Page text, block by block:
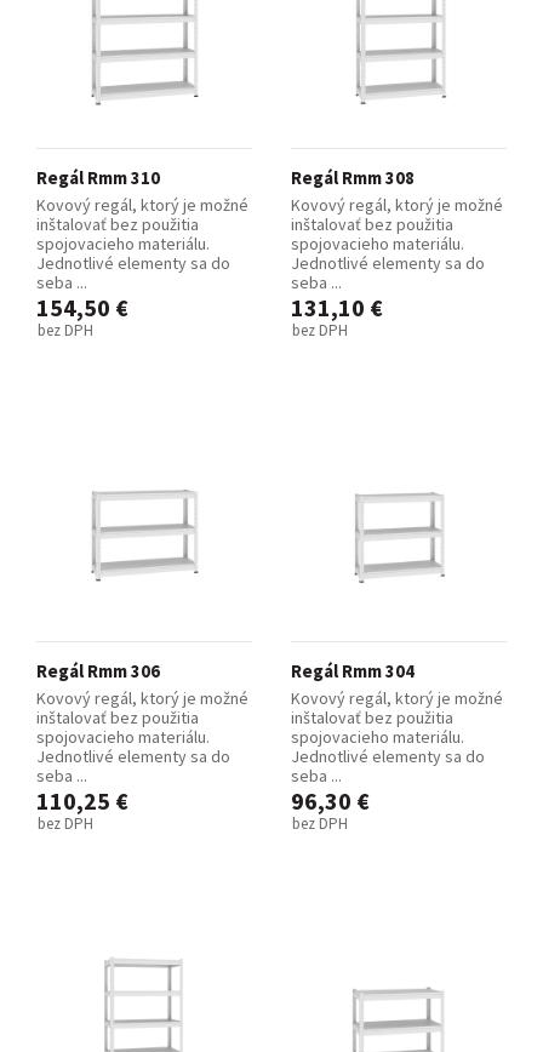
Regál Rmm 310
Kovový regál, ktorý je možné
inštalovať bez použitia
spojovacieho materiálu.
Jednotlivé elementy sa do
seba ...
154,50 €
bez DPH
Regál Rmm 308
Kovový regál, ktorý je možné
inštalovať bez použitia
spojovacieho materiálu.
Jednotlivé elementy sa do
seba ...
131,10 €
bez DPH
Regál Rmm 306
Kovový regál, ktorý je možné
inštalovať bez použitia
spojovacieho materiálu.
Jednotlivé elementy sa do
seba ...
110,25 €
bez DPH
Regál Rmm 304
Kovový regál, ktorý je možné
inštalovať bez použitia
spojovacieho materiálu.
Jednotlivé elementy sa do
seba ...
96,30 €
bez DPH